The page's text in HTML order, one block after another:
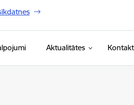
Aktualitātes